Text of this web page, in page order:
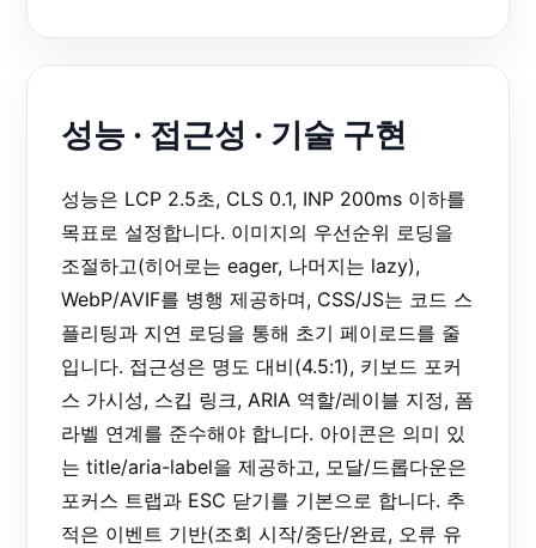
성능 · 접근성 · 기술 구현
성능은 LCP 2.5초, CLS 0.1, INP 200ms 이하를
목표로 설정합니다. 이미지의 우선순위 로딩을
조절하고(히어로는 eager, 나머지는 lazy),
WebP/AVIF를 병행 제공하며, CSS/JS는 코드 스
플리팅과 지연 로딩을 통해 초기 페이로드를 줄
입니다. 접근성은 명도 대비(4.5:1), 키보드 포커
스 가시성, 스킵 링크, ARIA 역할/레이블 지정, 폼
라벨 연계를 준수해야 합니다. 아이콘은 의미 있
는 title/aria-label을 제공하고, 모달/드롭다운은
포커스 트랩과 ESC 닫기를 기본으로 합니다. 추
적은 이벤트 기반(조회 시작/중단/완료, 오류 유